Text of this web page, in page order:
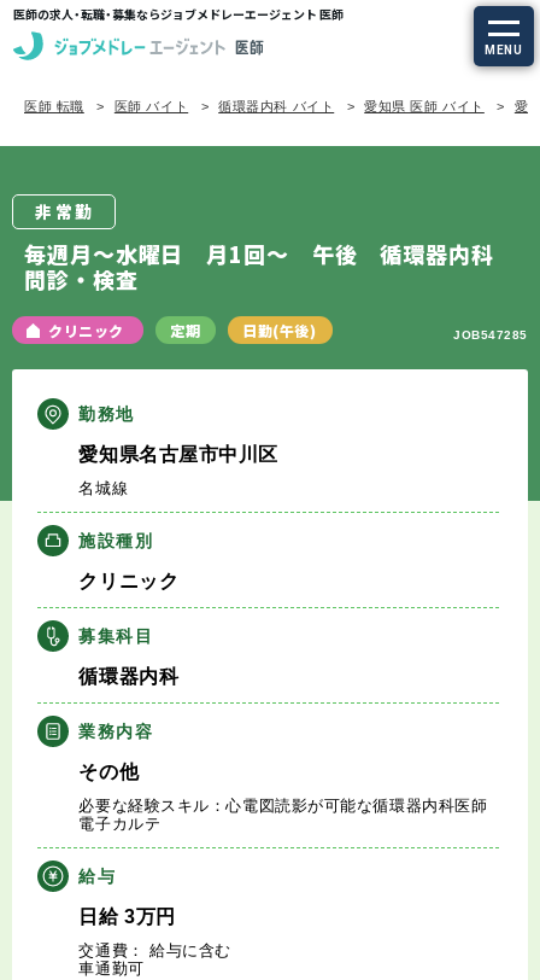
医師の求人・転職・募集ならジョブメドレーエージェント 医師
MENU
求人を探す
定期非常勤の求人
エージェントサービスTOP
サービスの流れ
医師の求人・転職Q&A
知りたい・聞きたい
転職成功事例
医師の転職マニュアル
データで見る医師の平均年収
医師に役立つ取材記事
医師 転職 医師 バイト 循環器内科 バイト 愛知県 医師 バイト 愛
非常勤
毎週月～水曜日 月1回～ 午後 循環器内科
問診・検査
クリニック 定期 日勤(午後) JOB547285
勤務地
愛知県名古屋市中川区
名城線
施設種別
クリニック
募集科目
循環器内科
業務内容
その他
必要な経験スキル：心電図読影が可能な循環器内科医師
電子カルテ
給与
日給3万円
交通費： 給与に含む
車通勤可